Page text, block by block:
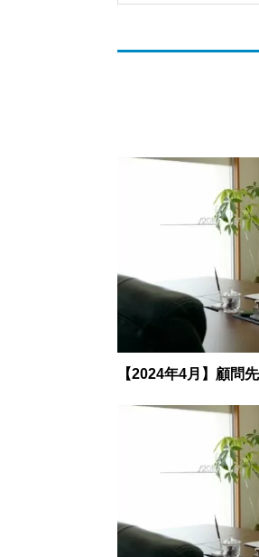
【2024年4月】顧問